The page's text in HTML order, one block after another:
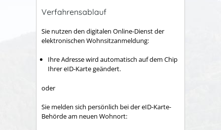
Verfahrensablauf
Sie nutzen den digitalen Online-Dienst der
elektronischen Wohnsitzanmeldung:
Ihre Adresse wird automatisch auf dem Chip
Ihrer eID-Karte geändert.
oder
Sie melden sich persönlich bei der eID-Karte-
Behörde am neuen Wohnort: